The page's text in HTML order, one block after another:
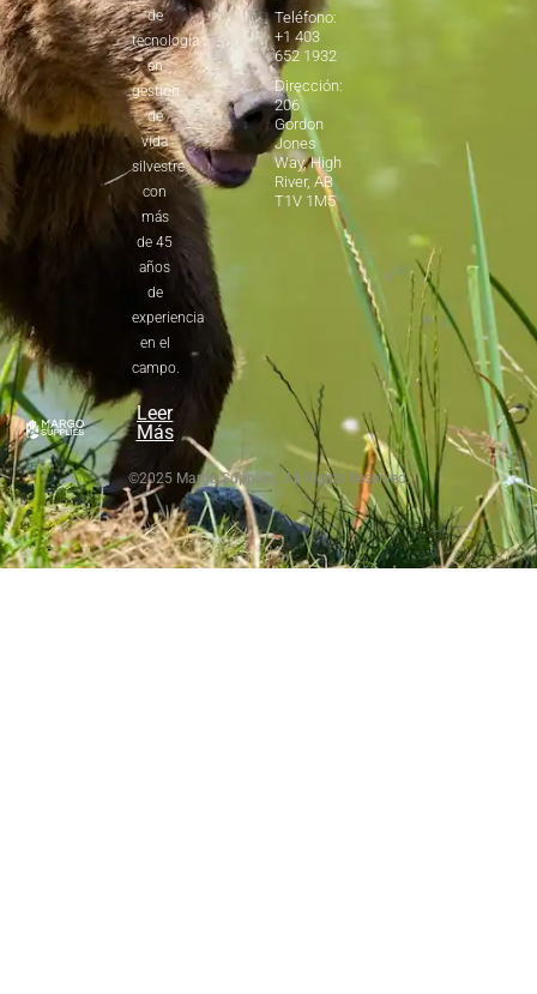
de
tecnología
en
gestión
de
vida
silvestre
con
más
de 45
años
de
experiencia
en el
campo.
Leer
Más
Teléfono:
+1 403
652 1932
Dirección:
206
Gordon
Jones
Way, High
River, AB
T1V 1M5
©2025 Margo Supplies. All Rights Reserved.